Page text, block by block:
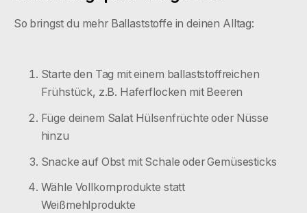
So bringst du mehr Ballaststoffe in deinen Alltag:
Starte den Tag mit einem ballaststoffreichen
Frühstück, z.B. Haferflocken mit Beeren
Füge deinem Salat Hülsenfrüchte oder Nüsse
hinzu
Snacke auf Obst mit Schale oder Gemüsesticks
Wähle Vollkornprodukte statt
Weißmehlprodukte